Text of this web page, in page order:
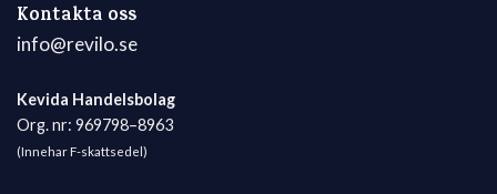
Kontakta oss
info@revilo.se
Kevida Handelsbolag
Org. nr: 969798–8963
(Innehar F-skattsedel)